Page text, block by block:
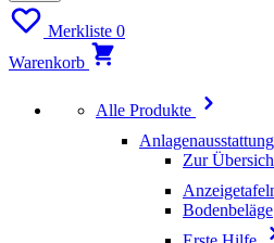
Merkliste 0
Warenkorb
Alle Produkte
Anlagenausstattung
Zur
Bodenbeläge